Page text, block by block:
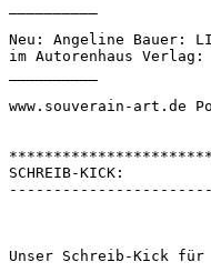
Neu: Angeline Bauer:
im Autorenhaus Verlag:
www.souverain-art.de
SCHREIB-KICK:
Unser Schreib-Kick